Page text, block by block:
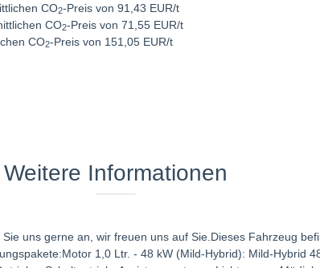
CO2-Preis von 91,43 EUR/t
CO2-Preis von 71,55 EUR/t
CO2-Preis von 151,05 EUR/t
Weitere Informationen
uns gerne an, wir freuen uns auf Sie.Dieses Fahrzeug
1,0 Ltr. - 48 kW (Mild-Hybrid): Mild-Hybrid